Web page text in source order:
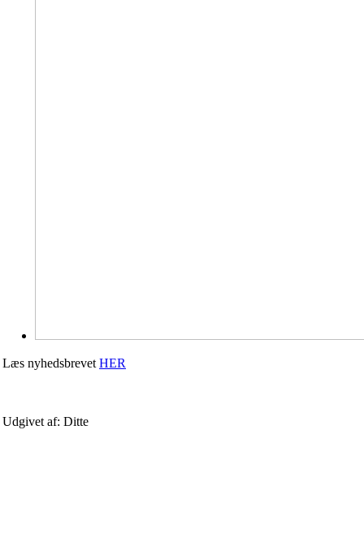
Læs nyhedsbrevet HER
Udgivet af: Ditte